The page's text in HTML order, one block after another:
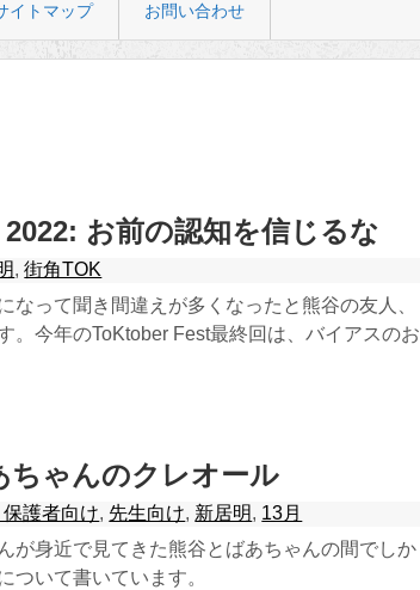
イトマップ お問い合わせ
お前の認知を信じるな
,街角TOK
なって聞き間違えが多くなったと熊谷の友人、
。今年のToKtober Fest最終回は、バイアスのお
ちゃんのクレオール
護者向け, 先生向け, 新居明, 13月
が身近で見てきた熊谷とばあちゃんの間でしか
ついて書いています。